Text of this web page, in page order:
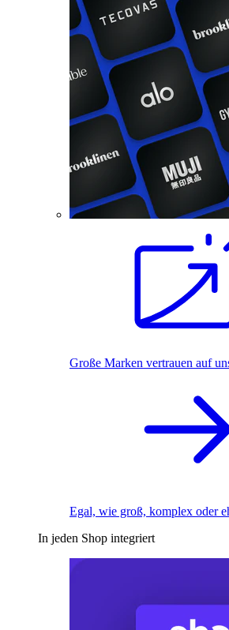
Große Marken vertrauen auf
Egal, wie groß, komplex oder
In jeden Shop integriert